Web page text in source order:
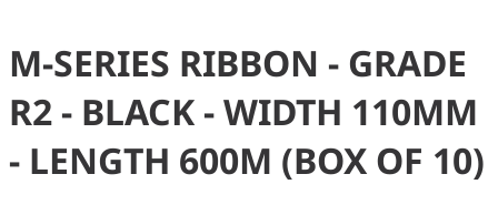
M-SERIES RIBBON - GRADE
R2 - BLACK - WIDTH 110MM
- LENGTH 600M (BOX OF 10)